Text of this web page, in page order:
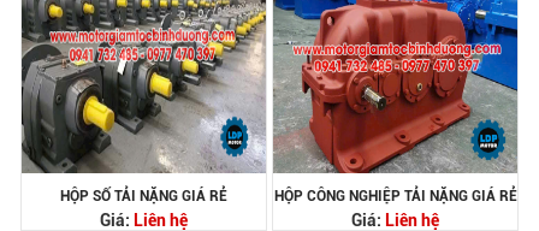
HỘP SỐ TẢI NẶNG GIÁ RẺ
Giá: Liên hệ
HỘP CÔNG NGHIỆP TẢI NẶNG GIÁ RẺ
Giá: Liên hệ